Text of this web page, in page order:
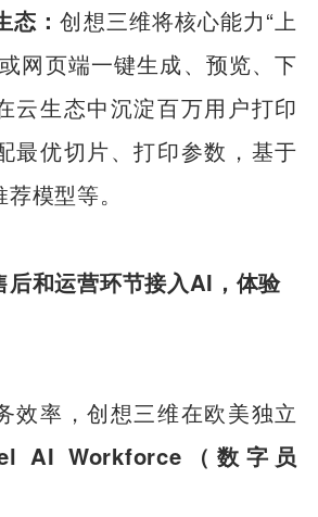
态：创想三维将核心能力“上
网页端一键生成、预览、下
云生态中沉淀百万用户打印
最优切片、打印参数，基于
模型等。
后和运营环节接入AI，体验
效率，创想三维在欧美独立
AI Workforce（数字员